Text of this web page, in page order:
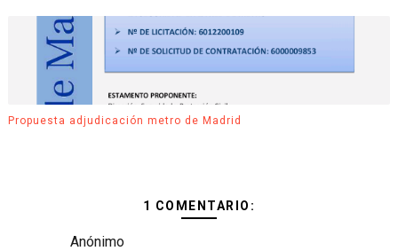
Propuesta adjudicación metro de Madrid
1 COMENTARIO:
Anónimo